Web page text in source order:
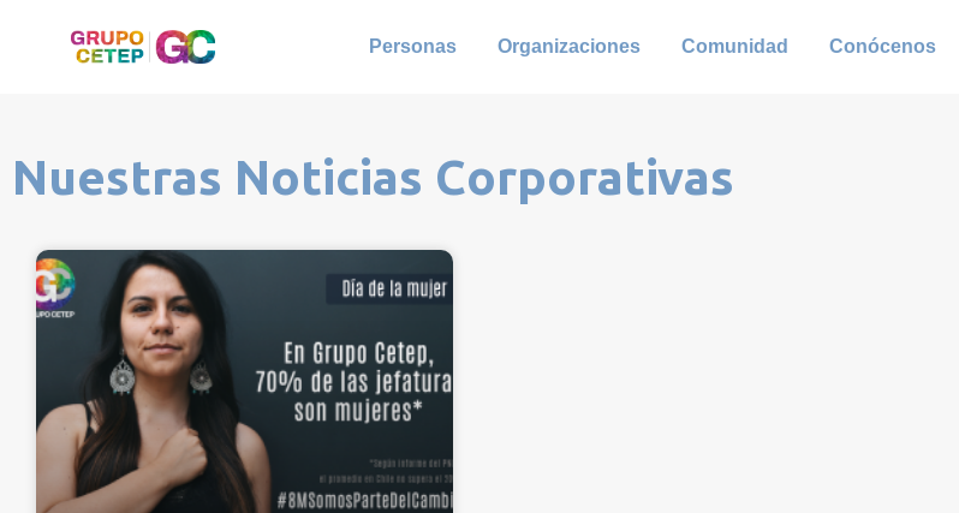
Personas Organizaciones Comunidad Conócenos
Nuestras Noticias Corporativas